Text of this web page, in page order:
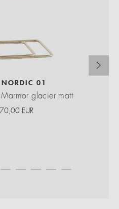
01
glacier matt
EUR